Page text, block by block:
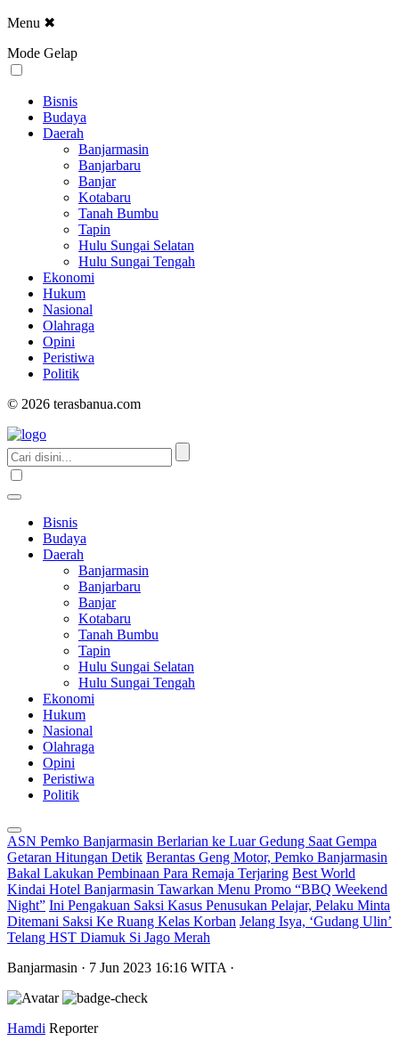
Menu ✖
Mode Gelap
Bisnis
Budaya
Daerah
Banjarmasin
Banjarbaru
Banjar
Kotabaru
Tanah Bumbu
Tapin
Hulu Sungai Selatan
Hulu Sungai Tengah
Ekonomi
Hukum
Nasional
Olahraga
Opini
Peristiwa
Politik
© 2026 terasbanua.com
Bisnis
Budaya
Daerah
Banjarmasin
Banjarbaru
Banjar
Kotabaru
Tanah Bumbu
Tapin
Hulu Sungai Selatan
Hulu Sungai Tengah
Ekonomi
Hukum
Nasional
Olahraga
Opini
Peristiwa
Politik
ASN Pemko Banjarmasin Berlarian ke Luar Gedung Saat Gempa
Getaran Hitungan Detik Berantas Geng Motor, Pemko Banjarmasin
Bakal Lakukan Pembinaan Para Remaja Terjaring Best World
Kindai Hotel Banjarmasin Tawarkan Menu Promo “BBQ Weekend
Night” Ini Pengakuan Saksi Kasus Penusukan Pelajar, Pelaku Minta
Ditemani Saksi Ke Ruang Kelas Korban Jelang Isya, ‘Gudang Ulin’
Telang HST Diamuk Si Jago Merah
Banjarmasin · 7 Jun 2023 16:16 WITA ·
Hamdi Reporter